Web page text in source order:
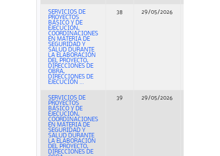
SERVICIOS DE
PROYECTOS
BÁSICO Y DE
EJECUCIÓN,
COORDINACIONES
EN MATERIA DE
SEGURIDAD Y
SALUD DURANTE
LA ELABORACIÓN
DEL PROYECTO,
DIRECCIONES DE
OBRA,
DIRECCIONES DE
EJECUCIÓN ...
38 29/05/2026
SERVICIOS DE
PROYECTOS
BÁSICO Y DE
EJECUCIÓN,
COORDINACIONES
EN MATERIA DE
SEGURIDAD Y
SALUD DURANTE
LA ELABORACIÓN
DEL PROYECTO,
DIRECCIONES DE
39 29/05/2026